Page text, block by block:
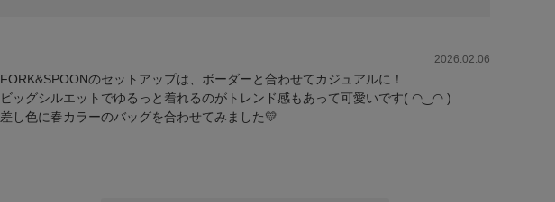
2026.02.06
FORK&SPOONのセットアップは、ボーダーと合わせてカジュアルに！
ビッグシルエットでゆるっと着れるのがトレンド感もあって可愛いです( ◠‿◠ )
差し色に春カラーのバッグを合わせてみました💛